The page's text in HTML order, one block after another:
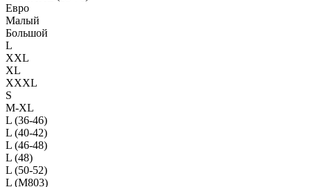
Евро
Малый
Большой
L
XXL
XL
XXXL
S
M-XL
L (36-46)
L (40-42)
L (46-48)
L (48)
L (50-52)
L (M803)